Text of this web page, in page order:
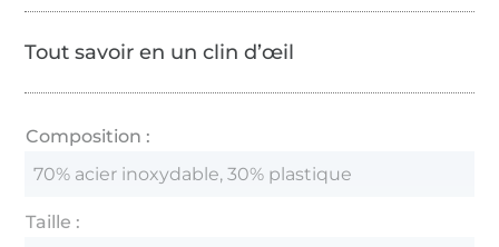
Tout savoir en un clin d’œil
Composition :
70% acier inoxydable, 30% plastique
Taille :